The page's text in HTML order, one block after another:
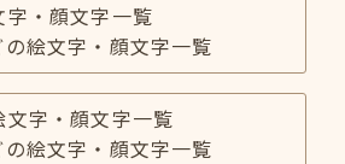
字・顔文字一覧
の絵文字・顔文字一覧
文字・顔文字一覧
の絵文字・顔文字一覧